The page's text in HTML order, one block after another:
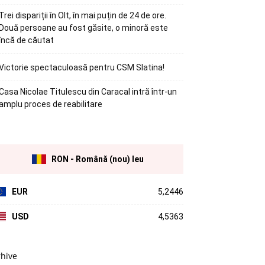
dispariții în Olt, în mai puțin de 24 de ore.
persoane au fost găsite, o minoră este
de căutat
spectaculoasă pentru CSM Slatina!
Nicolae Titulescu din Caracal intră într-un
proces de reabilitare
RON - Română (nou) leu
EUR 5,2446
USD 4,5363